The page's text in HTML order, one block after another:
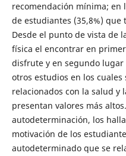
recomendación mínima; en
de estudiantes (35,8%) que
Desde el punto de vista de
física el encontrar en
disfrute y en segundo
otros estudios en los
relacionados con la salud y
presentan valores más
autodeterminación, los
motivación de los
autodeterminado que se